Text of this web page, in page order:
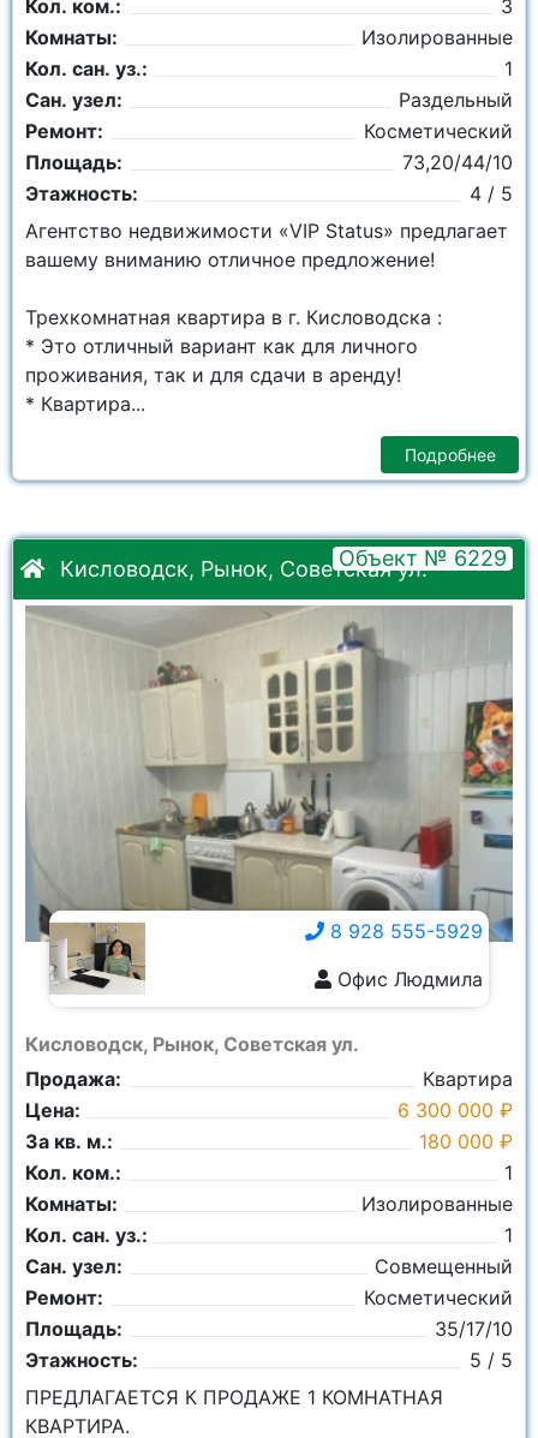
Кол. ком.:
3
Комнаты:
Изолированные
Кол. сан. уз.:
1
Сан. узел:
Раздельный
Ремонт:
Косметический
Площадь:
73,20/44/10
Этажность:
4 / 5
Агентство недвижимости «VIP Status» предлагает
вашему вниманию отличное предложение!
Трехкомнатная квартира в г. Кисловодска :
* Это отличный вариант как для личного
проживания, так и для сдачи в аренду!
* Квартира...
Подробнее
Кисловодск, Рынок, Советская ул.
Объект № 6229
Кисловодск, Рынок, Советская ул.
Продажа:
Квартира
Цена:
6 300 000 ₽
За кв. м.:
180 000 ₽
Кол. ком.:
1
Комнаты:
Изолированные
Кол. сан. уз.:
1
Сан. узел:
Совмещенный
Ремонт:
Косметический
Площадь:
35/17/10
Этажность:
5 / 5
8 928 555-5929
Офис Людмила
ПРЕДЛАГАЕТСЯ К ПРОДАЖЕ 1 КОМНАТНАЯ
КВАРТИРА.